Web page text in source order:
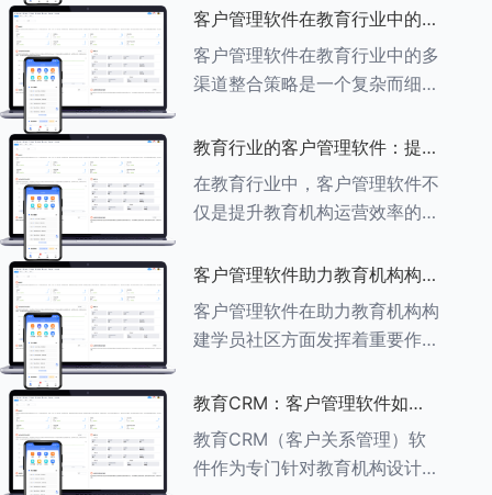
家长、教师及其他相关方的互
动，对教育机构实现可持续发展
具有重要意义。以下是教育
CRM如何助力教育
客户管理软件在教育行业中的多
渠道整合策略
客户管理软件在教育行业中的多
渠道整合策略是一个复杂而细致
多种渠道，提升教育机构的市场
竞争力、客户满意度和运营效
率。以下是对这一策略的具体分
析： ###
教育行业的客户管理软件：提升
家长参与度的关键
在教育行业中，客户管理软件不
仅是提升教育机构运营效率的重
促进家校合作的关键。以下将详
细探讨如何通过教育行业的客户
管理软件来提升家长的参与度。
###
客户管理软件助力教育机构构建
学员社区
客户管理软件在助力教育机构构
建学员社区方面发挥着重要作
述其助力作用： ###一、学员
信息管理 客户管理软件具备强
大的学员信息管理功能，能够集
中存储
教育CRM：客户管理软件如何
增强教育品牌影响力
教育CRM（客户关系管理）软
件作为专门针对教育机构设计的